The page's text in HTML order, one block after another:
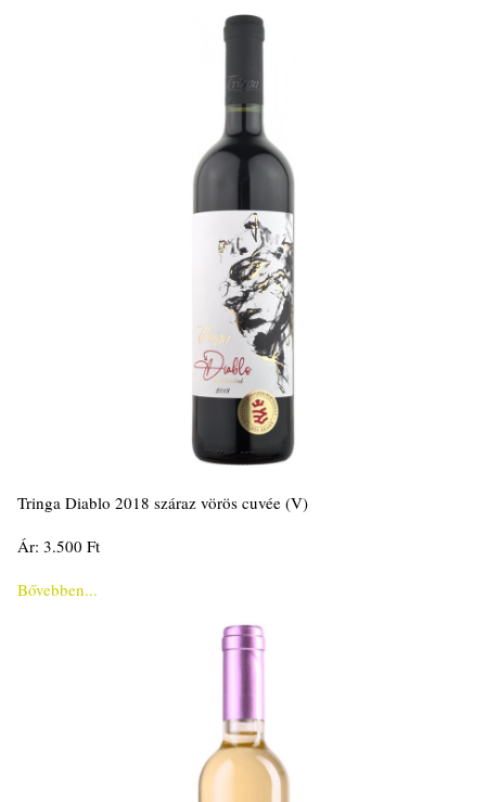
Tringa Diablo 2018 száraz vörös cuvée (V)
Ár: 3.500 Ft
Bővebben...